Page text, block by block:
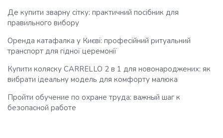
Де купити зварну сітку: практичний посібник для
правильного вибору
Оренда катафалка у Києві: професійний ритуальний
транспорт для гідної церемонії
Купити коляску CARRELLO 2 в 1 для новонароджених: як
вибрати ідеальну модель для комфорту малюка
Пройти обучение по охране труда: важный шаг к
безопасной работе